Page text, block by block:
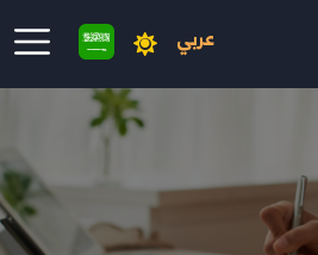
عربي